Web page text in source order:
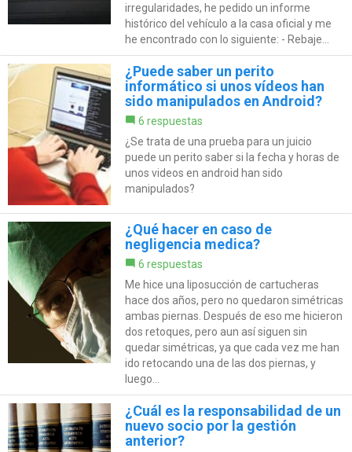
irregularidades, he pedido un informe
histórico del vehículo a la casa oficial y me
he encontrado con lo siguiente: - Rebaje...
¿Puede saber un perito
informático si unos vídeos han
sido manipulados en Android?
6 respuestas
¿Se trata de una prueba para un juicio
puede un perito saber si la fecha y horas de
unos videos en android han sido
manipulados?
¿Qué hacer en caso de
negligencia medica?
6 respuestas
Me hice una liposucción de cartucheras
hace dos años, pero no quedaron simétricas
ambas piernas. Después de eso me hicieron
dos retoques, pero aun así siguen sin
quedar simétricas, ya que cada vez me han
ido retocando una de las dos piernas, y
luego...
¿Cuál es la responsabilidad de un
nuevo socio por la gestión
anterior?